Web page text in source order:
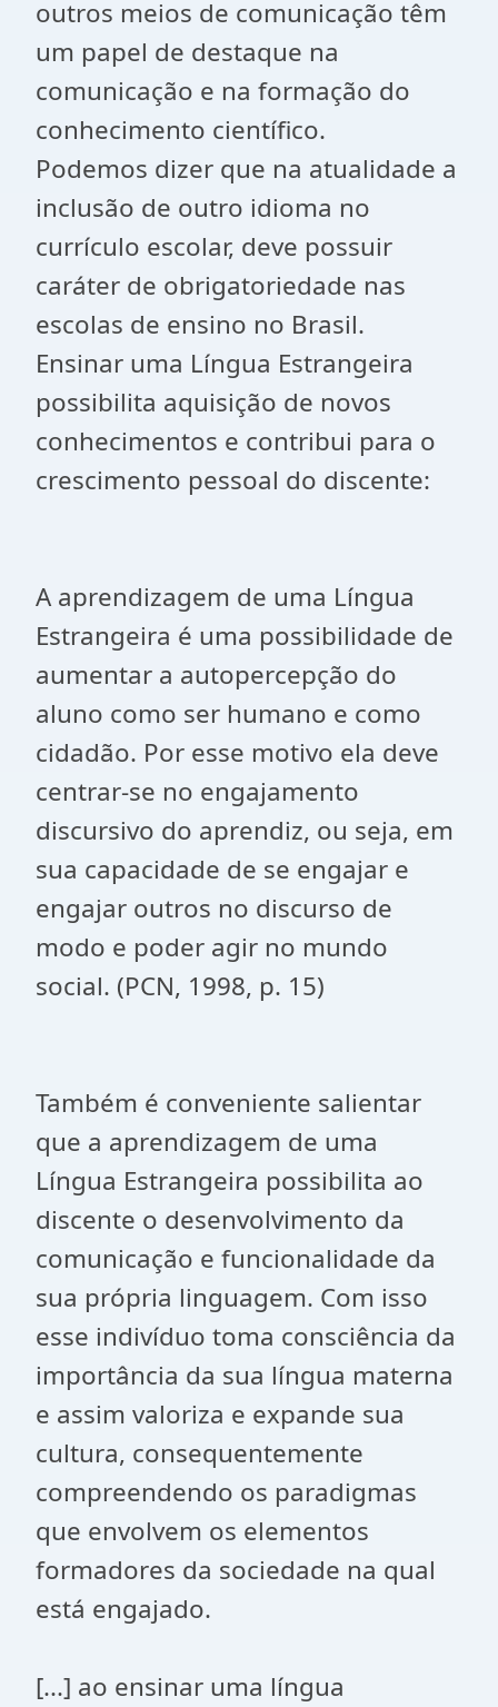
outros meios de comunicação têm
um papel de destaque na
comunicação e na formação do
conhecimento científico.
Podemos dizer que na atualidade a
inclusão de outro idioma no
currículo escolar, deve possuir
caráter de obrigatoriedade nas
escolas de ensino no Brasil.
Ensinar uma Língua Estrangeira
possibilita aquisição de novos
conhecimentos e contribui para o
crescimento pessoal do discente:
A aprendizagem de uma Língua
Estrangeira é uma possibilidade de
aumentar a autopercepção do
aluno como ser humano e como
cidadão. Por esse motivo ela deve
centrar-se no engajamento
discursivo do aprendiz, ou seja, em
sua capacidade de se engajar e
engajar outros no discurso de
modo e poder agir no mundo
social. (PCN, 1998, p. 15)
Também é conveniente salientar
que a aprendizagem de uma
Língua Estrangeira possibilita ao
discente o desenvolvimento da
comunicação e funcionalidade da
sua própria linguagem. Com isso
esse indivíduo toma consciência da
importância da sua língua materna
e assim valoriza e expande sua
cultura, consequentemente
compreendendo os paradigmas
que envolvem os elementos
formadores da sociedade na qual
está engajado.
[...] ao ensinar uma língua